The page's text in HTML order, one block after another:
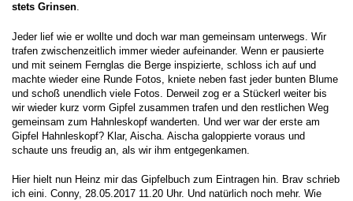
stets Grinsen.
Jeder lief wie er wollte und doch war man gemeinsam unterwegs. Wir
trafen zwischenzeitlich immer wieder aufeinander. Wenn er pausierte
und mit seinem Fernglas die Berge inspizierte, schloss ich auf und
machte wieder eine Runde Fotos, kniete neben fast jeder bunten Blume
und schoß unendlich viele Fotos. Derweil zog er a Stückerl weiter bis
wir wieder kurz vorm Gipfel zusammen trafen und den restlichen Weg
gemeinsam zum Hahnleskopf wanderten. Und wer war der erste am
Gipfel Hahnleskopf? Klar, Aischa. Aischa galoppierte voraus und
schaute uns freudig an, als wir ihm entgegenkamen.
Hier hielt nun Heinz mir das Gipfelbuch zum Eintragen hin. Brav schrieb
ich eini. Conny, 28.05.2017 11.20 Uhr. Und natürlich noch mehr. Wie